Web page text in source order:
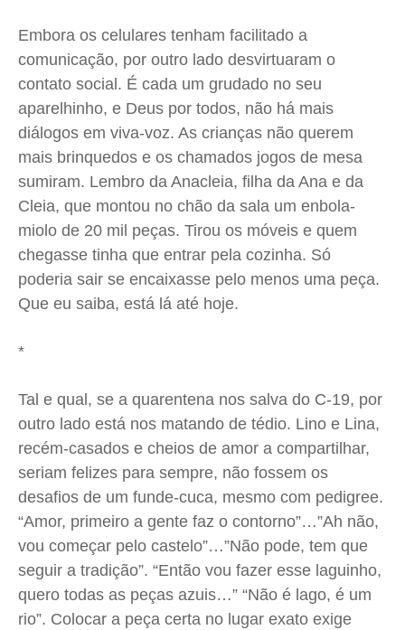
Embora os celulares tenham facilitado a
comunicação, por outro lado desvirtuaram o
contato social. É cada um grudado no seu
aparelhinho, e Deus por todos, não há mais
diálogos em viva-voz. As crianças não querem
mais brinquedos e os chamados jogos de mesa
sumiram. Lembro da Anacleia, filha da Ana e da
Cleia, que montou no chão da sala um enbola-
miolo de 20 mil peças. Tirou os móveis e quem
chegasse tinha que entrar pela cozinha. Só
poderia sair se encaixasse pelo menos uma peça.
Que eu saiba, está lá até hoje.
*
Tal e qual, se a quarentena nos salva do C-19, por
outro lado está nos matando de tédio. Lino e Lina,
recém-casados e cheios de amor a compartilhar,
seriam felizes para sempre, não fossem os
desafios de um funde-cuca, mesmo com pedigree.
“Amor, primeiro a gente faz o contorno”…”Ah não,
vou começar pelo castelo”…”Não pode, tem que
seguir a tradição”. “Então vou fazer esse laguinho,
quero todas as peças azuis…” “Não é lago, é um
rio”. Colocar a peça certa no lugar exato exige